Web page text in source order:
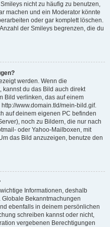
nicht zu häufig zu benutzen,
machen und ein Moderator könnte
oder gar komplett löschen.
der Smileys begrenzen, die du
werden. Wenn die
du das Bild auch direkt
Bild verlinken, das auf einem
www.domain.tld/mein-bild.gif.
auf deinem eigenen PC befinden
noch zu Bildern, die nur nach
oder Yahoo-Mailboxen, mit
das Bild anzuzeigen, benutze den
Informationen, deshalb
Bekanntmachungen
ebenfalls in deinem persönlichen
schreiben kannst oder nicht,
vergebenen Berechtigungen